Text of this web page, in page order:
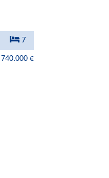
7
740.000 €